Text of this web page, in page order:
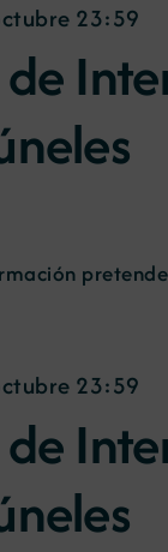
23:59
23:59